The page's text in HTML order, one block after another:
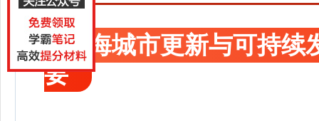
上海城市更新与可持续
要